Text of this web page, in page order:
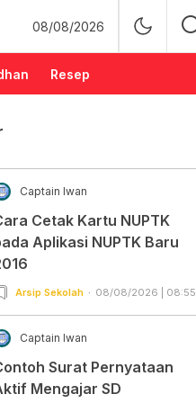
08/08/2026
Resep
Captain Iwan
Cetak Kartu NUPTK
Aplikasi NUPTK Baru
Arsip Sekolah 08/08/2026 | 08:55
Captain Iwan
Surat Pernyataan
Mengajar SD